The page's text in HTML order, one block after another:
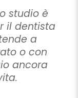
studio è
il dentista
a
o con
ancora